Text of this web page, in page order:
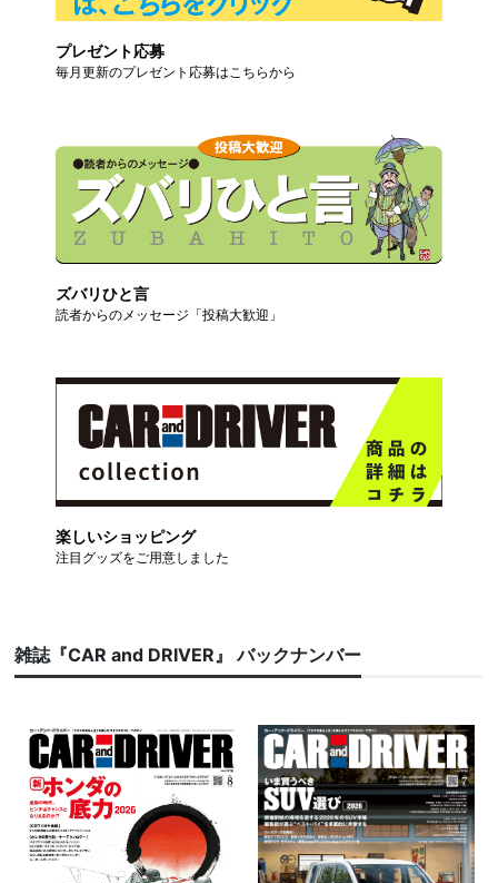
プレゼント応募
毎月更新のプレゼント応募はこちらから
ズバリひと言
読者からのメッセージ「投稿大歓迎」
楽しいショッピング
注目グッズをご用意しました
雑誌『CAR and DRIVER』 バックナンバー